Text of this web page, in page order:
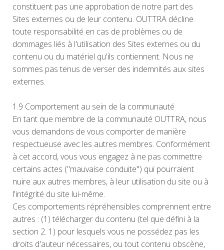
constituent pas une approbation de notre part des
Sites externes ou de leur contenu. OUTTRA décline
toute responsabilité en cas de problèmes ou de
dommages liés à l'utilisation des Sites externes ou du
contenu ou du matériel qu'ils contiennent. Nous ne
sommes pas tenus de verser des indemnités aux sites
externes.
1.9 Comportement au sein de la communauté
En tant que membre de la communauté OUTTRA, nous
vous demandons de vous comporter de manière
respectueuse avec les autres membres. Conformément
à cet accord, vous vous engagez à ne pas commettre
certains actes ("mauvaise conduite") qui pourraient
nuire aux autres membres, à leur utilisation du site ou à
l'intégrité du site lui-même.
Ces comportements répréhensibles comprennent entre
autres : (1) télécharger du contenu (tel que défini à la
section 2. 1) pour lesquels vous ne possédez pas les
droits d'auteur nécessaires, ou tout contenu obscène,